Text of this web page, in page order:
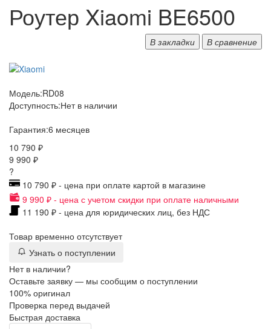
Роутер Xiaomi BE6500
В закладки В сравнение
Модель:RD08
Доступность:Нет в наличии
Гарантия:6 месяцев
10 790 ₽
9 990 ₽
?
10 790 ₽ - цена при оплате картой в магазине
9 990 ₽ - цена с учетом скидки при оплате наличными
11 190 ₽ - цена для юридических лиц, без НДС
Товар временно отсутствует
Узнать о поступлении
Нет в наличии?
Оставьте заявку — мы сообщим о поступлении
100% оригинал
Проверка перед выдачей
Быстрая доставка